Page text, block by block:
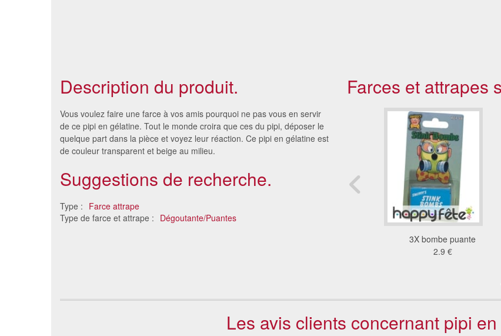
Description du produit.
Vous voulez faire une farce à vos amis pourquoi ne pas vous en servir
de ce pipi en gélatine. Tout le monde croira que ces du pipi, déposer le
quelque part dans la pièce et voyez leur réaction. Ce pipi en gélatine est
de couleur transparent et beige au milieu.
Suggestions de recherche.
Type : Farce attrape
Type de farce et attrape : Dégoutante/Puantes
Farces et attrapes
3X bombe puante
2.9 €
Les avis clients concernant pipi